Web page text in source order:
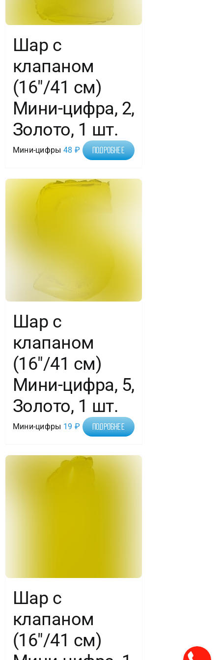
Шар с
клапаном
(16″/41 см)
Мини-цифра, 2,
Золото, 1 шт.
Мини-цифры 48 ₽ Подробнее
Шар с
клапаном
(16″/41 см)
Мини-цифра, 5,
Золото, 1 шт.
Мини-цифры 19 ₽ Подробнее
Шар с
клапаном
(16″/41 см)